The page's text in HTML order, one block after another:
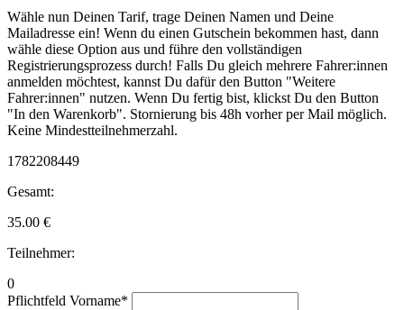
Wähle nun Deinen Tarif, trage Deinen Namen und Deine
Mailadresse ein! Wenn du einen Gutschein bekommen hast, dann
wähle diese Option aus und führe den vollständigen
Registrierungsprozess durch! Falls Du gleich mehrere Fahrer:innen
anmelden möchtest, kannst Du dafür den Button "Weitere
Fahrer:innen" nutzen. Wenn Du fertig bist, klickst Du den Button
"In den Warenkorb". Stornierung bis 48h vorher per Mail möglich.
Keine Mindestteilnehmerzahl.
1782208449
Gesamt:
35.00 €
Teilnehmer:
0
Pflichtfeld Vorname*